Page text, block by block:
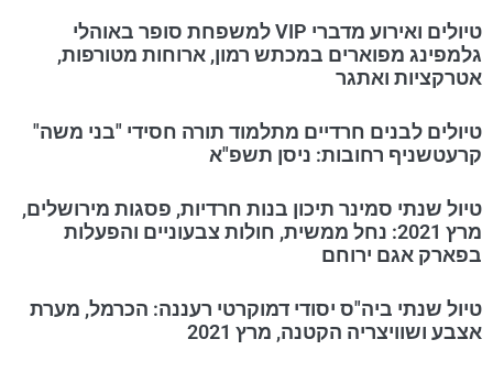
טיולים ואירוע מדברי VIP למשפחת סופר באוהלי
גלמפינג מפוארים במכתש רמון, ארוחות מטורפות,
אטרקציות ואתגר
טיולים לבנים חרדיים מתלמוד תורה חסידי "בני משה"
קרעטשניף רחובות: ניסן תשפ"א
טיול שנתי סמינר תיכון בנות חרדיות, פסגות מירושלים,
מרץ 2021: נחל ממשית, חולות צבעוניים והפעלות
בפארק אגם ירוחם
טיול שנתי ביה"ס יסודי דמוקרטי רעננה: הכרמל, מערת
אצבע ושוויצריה הקטנה, מרץ 2021